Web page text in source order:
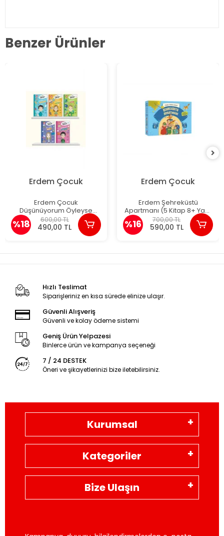
Benzer Ürünler
Erdem Çocuk
Erdem Çocuk
Düşünüyorum Öyleyse
Hindiyim (5 Kitap 8+ Yaş)
%18 600,00 TL
490,00 TL
Erdem Çocuk
Erdem Şehreküstü
Apartmanı (5 Kitap 8+ Yaş)
Figen Yaman Coşar
%16 700,00 TL
590,00 TL
Hızlı Teslimat
Siparişleriniz en kısa sürede elinize ulaşır.
Güvenli Alışveriş
Güvenli ve kolay ödeme sistemi
Geniş Ürün Yelpazesi
Binlerce ürün ve kampanya seçeneği
7 / 24 DESTEK
Öneri ve şikayetlerinizi bize iletebilirsiniz.
Kurumsal
Kategoriler
Bize Ulaşın